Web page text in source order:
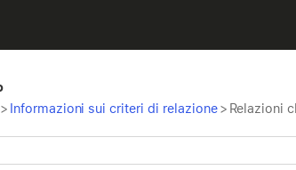
> Informazioni sui criteri di relazione > Relazioni